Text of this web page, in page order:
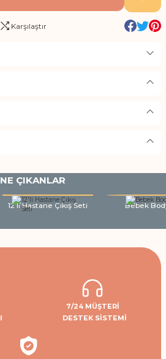
Karşılaştır
ÇIKANLAR
12'li Hastane Çıkış Seti Bebek
7/24 MÜŞTERİ
DESTEK SİSTEMİ